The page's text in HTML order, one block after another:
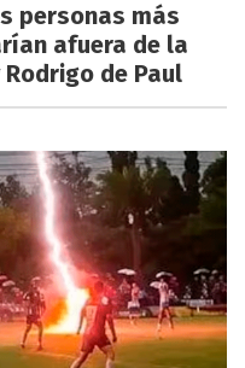
personas más
afuera de la
de Paul